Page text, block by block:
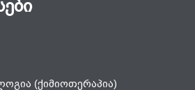
(ქიმიოთერაპია)